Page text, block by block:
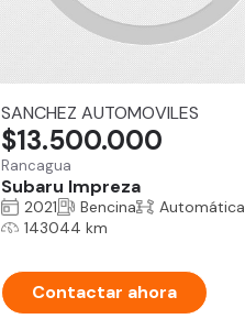
SANCHEZ AUTOMOVILES
Rancagua
Subaru Impreza
$13.500.000
2021 Bencina
Automática
143044 km
Contactar ahora